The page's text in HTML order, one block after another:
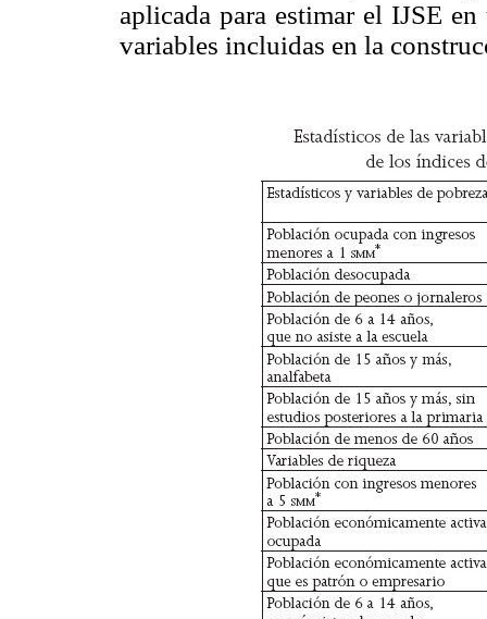
aplicada para estimar el IJSE
variables incluidas en la